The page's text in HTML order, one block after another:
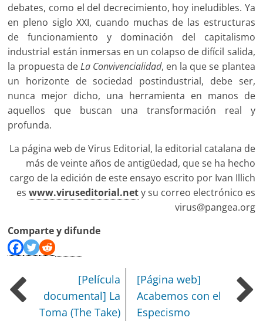
debates, como el del decrecimiento, hoy ineludibles. Ya
en pleno siglo XXI, cuando muchas de las estructuras
de funcionamiento y dominación del capitalismo
industrial están inmersas en un colapso de difícil salida,
la propuesta deLa Convivencialidad, en la que se plantea
un horizonte de sociedad postindustrial, debe ser,
nunca mejor dicho, una herramienta en manos de
aquellos que buscan una transformación real y
profunda.
La página web de Virus Editorial, la editorial catalana de
más de veinte años de antigüedad, que se ha hecho
cargo de la edición de este ensayo escrito por Ivan Illich
es www.viruseditorial.nety su correo electrónico es
virus@pangea.org
Comparte y difunde
[Película
documental] La
Toma (The Take)
[Página web]
Acabemos con el
Especismo